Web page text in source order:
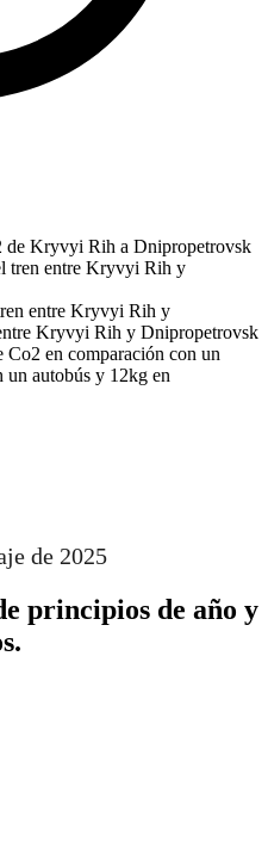
de Kryvyi Rih a Dnipropetrovsk
tren entre Kryvyi Rih y
entre Kryvyi Rih y
Kryvyi Rih y Dnipropetrovsk
Co2 en comparación con un
un autobús y 12kg en
de 2025
principios de año y